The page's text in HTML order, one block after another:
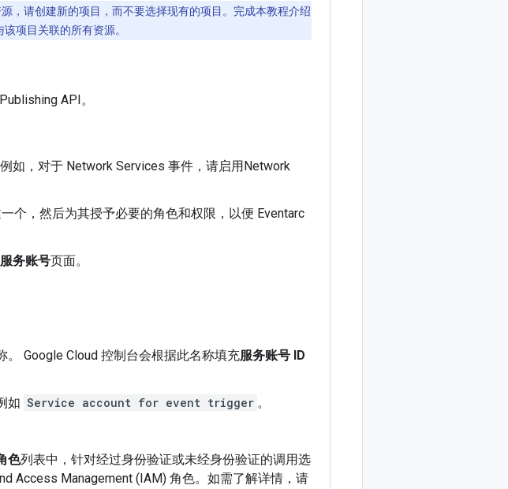
，请创建新的项目，而不要选择现有的项目。完成本教程介绍
项目关联的所有资源。
API。
如，对于 Network Services 事件，请启用Network
个，然后为其授予必要的角色和权限，以便 Eventarc
务账号页面。
。 Google Cloud 控制台会根据此名称填充服务账号 ID
如 Service account for event trigger 。
色列表中，针对经过身份验证或未经身份验证的调用选
Access Management (IAM) 角色。如需了解详情，请